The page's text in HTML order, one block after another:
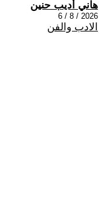
هاني أديب حنين
2026 / 8 / 6
الادب والفن